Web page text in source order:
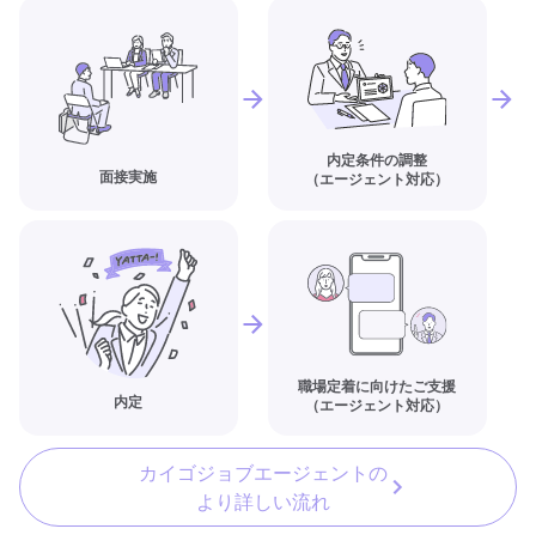
面接実施
内定条件の調整
（エージェント対応）
内定
職場定着に向けたご支援
（エージェント対応）
カイゴジョブエージェントの
より詳しい流れ